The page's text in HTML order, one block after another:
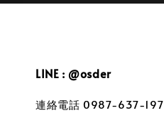
LINE : @osder
連絡電話 0987-637-197